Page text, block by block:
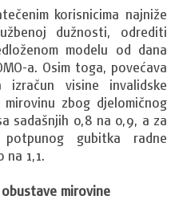
korisnicima najniže
dužnosti, odrediti
modelu od dana
a. Osim toga, povećava
visine invalidske
zbog djelomičnog
sadašnjih 0,8 na 0,9, a za
gubitka radne
na 1,1.
mirovine